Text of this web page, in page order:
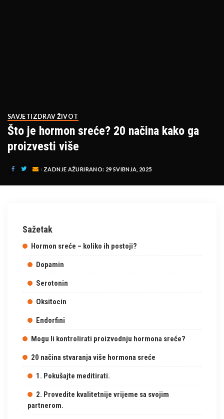
SAVJETI ZDRAV ŽIVOT
Što je hormon sreće? 20 načina kako ga
proizvesti više
ZADNJE AŽURIRANO: 29 SVIBNJA, 2025
Sažetak
Hormon sreće – koliko ih postoji?
Dopamin
Serotonin
Oksitocin
Endorfini
Mogu li kontrolirati proizvodnju hormona sreće?
20 načina stvaranja više hormona sreće
1. Pokušajte meditirati.
2. Provedite kvalitetnije vrijeme sa svojim
partnerom.